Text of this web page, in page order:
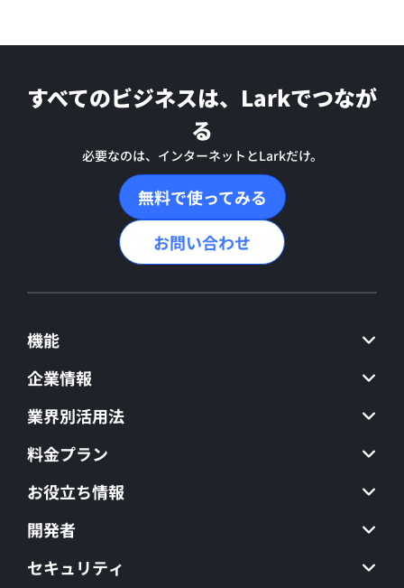
すべてのビジネスは、Larkでつなが
る
必要なのは、インターネットとLarkだけ。
無料で使ってみる
お問い合わせ
機能
企業情報
業界別活用法
料金プラン
お役立ち情報
開発者
セキュリティ